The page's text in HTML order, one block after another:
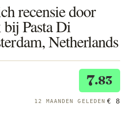
recensie door
Pasta Di
Netherlands
7.83
12 MAANDEN GELEDEN € 8